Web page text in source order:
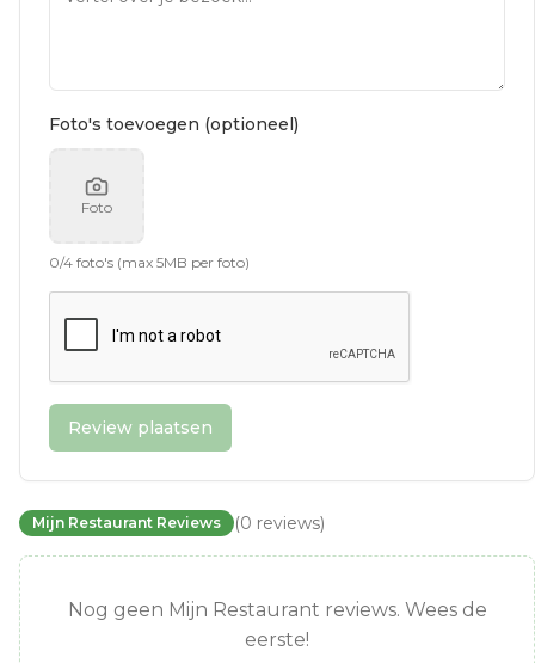
Foto's toevoegen (optioneel)
Foto
0/4 foto's (max 5MB per foto)
Review plaatsen
Mijn Restaurant Reviews (0 reviews)
Nog geen Mijn Restaurant reviews. Wees de
eerste!